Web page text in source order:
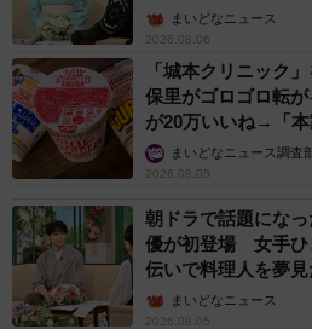
黒柳徹子さん（右）とトークを展開する
そんな伊代さん、はじめは心細か
席の人と友だちになり、“ファン
づきを与えてくれたといいます。
屋】まいどなニュース
2026.08.06
「城本クリニック
保里がゴロゴロ転
が20万いいね→「本
いいねまいどなニュース調査
2026.08.05
朝ドラで話題にな
優が初登場 女手ひ
伝いで料理人を夢見
まいどなニュース
2026.08.05